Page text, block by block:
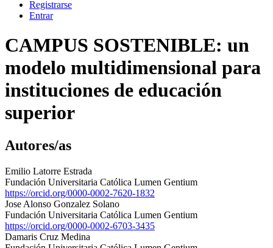
Registrarse
Entrar
CAMPUS SOSTENIBLE: un
modelo multidimensional para
instituciones de educación
superior
Autores/as
Emilio Latorre Estrada
Fundación Universitaria Católica Lumen Gentium
https://orcid.org/0000-0002-7620-1832
Jose Alonso Gonzalez Solano
Fundación Universitaria Católica Lumen Gentium
https://orcid.org/0000-0002-6703-3435
Damaris Cruz Medina